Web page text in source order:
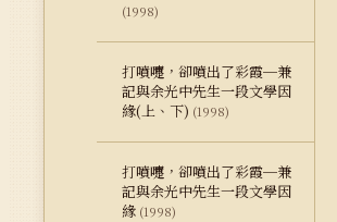
(1998)
打噴嚏，卻噴出了彩霞─兼
記與余光中先生一段文學因
緣(上、下) (1998)
打噴嚏，卻噴出了彩霞─兼
記與余光中先生一段文學因
緣 (1998)